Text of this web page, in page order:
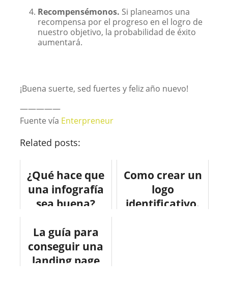
Recompensémonos. Si planeamos una
recompensa por el progreso en el logro de
nuestro objetivo, la probabilidad de éxito
aumentará.
¡Buena suerte, sed fuertes y feliz año nuevo!
—————
Fuente vía Enterpreneur
Related posts:
¿Qué hace que
una infografía
sea buena?
#infographic
#socialmedia
#marketing
Como crear un
logo
identificativo.
La guía para
conseguir una
landing page